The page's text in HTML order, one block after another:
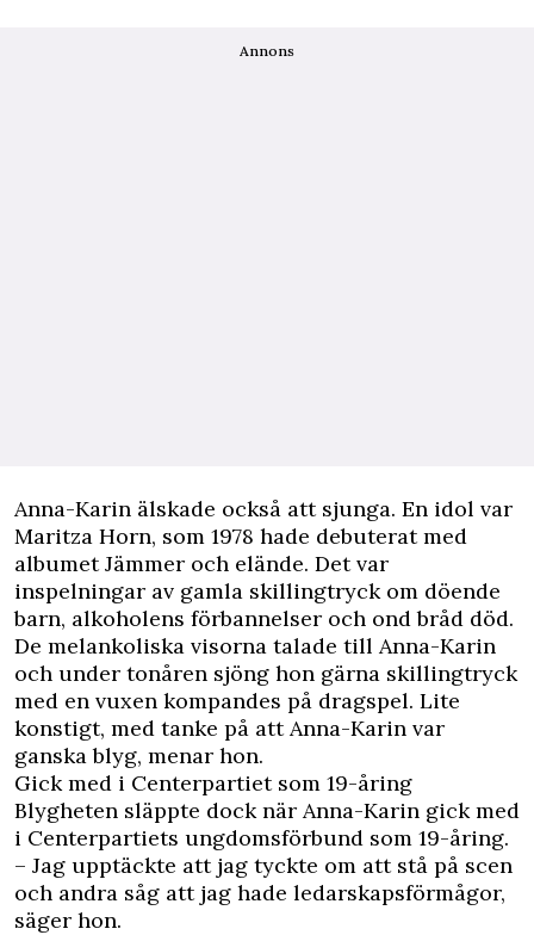
Annons
Anna-Karin älskade också att sjunga. En idol var
Maritza Horn, som 1978 hade debuterat med
albumet Jämmer och elände. Det var
inspelningar av gamla skillingtryck om döende
barn, alkoholens förbannelser och ond bråd död.
De melankoliska visorna talade till Anna-Karin
och under tonåren sjöng hon gärna skillingtryck
med en vuxen kompandes på dragspel. Lite
konstigt, med tanke på att Anna-Karin var
ganska blyg, menar hon.
Gick med i Centerpartiet som 19-åring
Blygheten släppte dock när Anna-Karin gick med
i Centerpartiets ungdomsförbund som 19-åring.
– Jag upptäckte att jag tyckte om att stå på scen
och andra såg att jag hade ledarskapsförmågor,
säger hon.